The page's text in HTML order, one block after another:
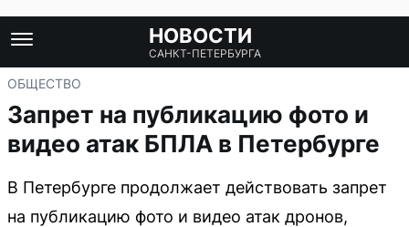
НОВОСТИ
САНКТ-ПЕТЕРБУРГА
ОБЩЕСТВО
Запрет на публикацию фото и
видео атак БПЛА в Петербурге
В Петербурге продолжает действовать запрет
на публикацию фото и видео атак дронов,